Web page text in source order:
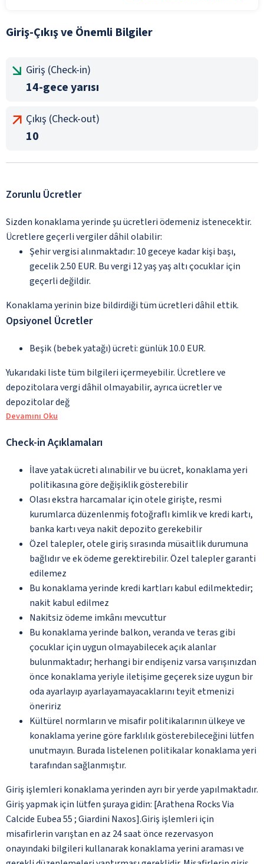
Giriş-Çıkış ve Önemli Bilgiler
Giriş (Check-in)
14-gece yarısı
Çıkış (Check-out)
10
Zorunlu Ücretler
Sizden konaklama yerinde şu ücretleri ödemeniz istenecektir.
Ücretlere geçerli vergiler dâhil olabilir:
Şehir vergisi alınmaktadır: 10 geceye kadar kişi başı,
gecelik 2.50 EUR. Bu vergi 12 yaş yaş altı çocuklar için
geçerli değildir.
Konaklama yerinin bize bildirdiği tüm ücretleri dâhil ettik.
Opsiyonel Ücretler
Beşik (bebek yatağı) ücreti: günlük 10.0 EUR.
Yukarıdaki liste tüm bilgileri içermeyebilir. Ücretlere ve
depozitolara vergi dâhil olmayabilir, ayrıca ücretler ve
depozitolar değ
Devamını Oku
Check-in Açıklamaları
İlave yatak ücreti alınabilir ve bu ücret, konaklama yeri
politikasına göre değişiklik gösterebilir
Olası ekstra harcamalar için otele girişte, resmi
kurumlarca düzenlenmiş fotoğraflı kimlik ve kredi kartı,
banka kartı veya nakit depozito gerekebilir
Özel talepler, otele giriş sırasında müsaitlik durumuna
bağlıdır ve ek ödeme gerektirebilir. Özel talepler garanti
edilemez
Bu konaklama yerinde kredi kartları kabul edilmektedir;
nakit kabul edilmez
Nakitsiz ödeme imkânı mevcuttur
Bu konaklama yerinde balkon, veranda ve teras gibi
çocuklar için uygun olmayabilecek açık alanlar
bulunmaktadır; herhangi bir endişeniz varsa varışınızdan
önce konaklama yeriyle iletişime geçerek size uygun bir
oda ayarlayıp ayarlayamayacaklarını teyit etmenizi
öneririz
Kültürel normların ve misafir politikalarının ülkeye ve
konaklama yerine göre farklılık gösterebileceğini lütfen
unutmayın. Burada listelenen politikalar konaklama yeri
tarafından sağlanmıştır.
Giriş işlemleri konaklama yerinden ayrı bir yerde yapılmaktadır.
Giriş yapmak için lütfen şuraya gidin: [Arathena Rocks Via
Calcide Eubea 55 ; Giardini Naxos].Giriş işlemleri için
misafirlerin varıştan en az 24 saat önce rezervasyon
onayındaki bilgileri kullanarak konaklama yerini araması ve